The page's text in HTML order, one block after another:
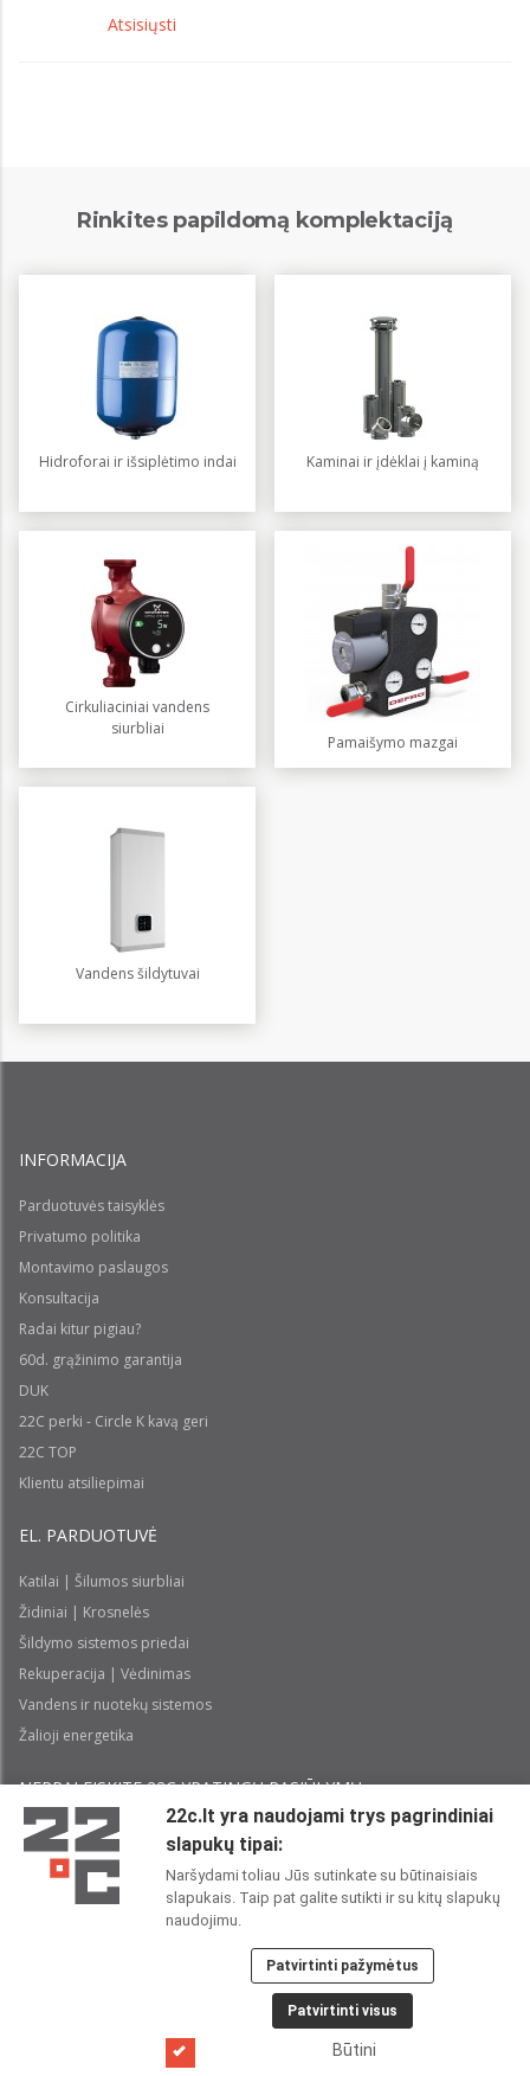
Atsisiųsti
Rinkites papildomą komplektaciją
Hidroforai ir išsiplėtimo indai Kaminai ir įdėklai į kaminą
Cirkuliaciniai vandens
siurbliai
Pamaišymo mazgai
Vandens šildytuvai
INFORMACIJA
Parduotuvės taisyklės
Privatumo politika
Montavimo paslaugos
Konsultacija
Radai kitur pigiau?
60d. grąžinimo garantija
DUK
22C perki - Circle K kavą geri
22C TOP
Klientu atsiliepimai
EL. PARDUOTUVĖ
Katilai | Šilumos siurbliai
Židiniai | Krosnelės
Šildymo sistemos priedai
Rekuperacija | Vėdinimas
Vandens ir nuotekų sistemos
Žalioji energetika
NEPRALEISKITE 22С YPATINGŲ PASIŪLYMŲ:
Perskaičiau ir sutinku su 22CPrivatumo politika
22C SOCIALINIUOSE TINKLUOSE:
22c.lt yra naudojami trys pagrindiniai
slapukų tipai:
Naršydami toliau Jūs sutinkate su būtinaisiais
slapukais. Taip pat galite sutikti ir su kitų slapukų
naudojimu.
Patvirtinti pažymėtus
Patvirtinti visus
Būtini